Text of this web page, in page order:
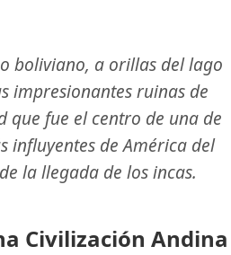
boliviano, a orillas del lago
impresionantes ruinas de
que fue el centro de una de
influyentes de América del
la llegada de los incas.
Civilización Andina